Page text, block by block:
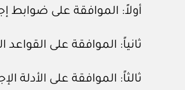
أولاً: الموافقة على ضوابط
ثانياً: الموافقة على
ثالثاً: الموافقة على الأدلة